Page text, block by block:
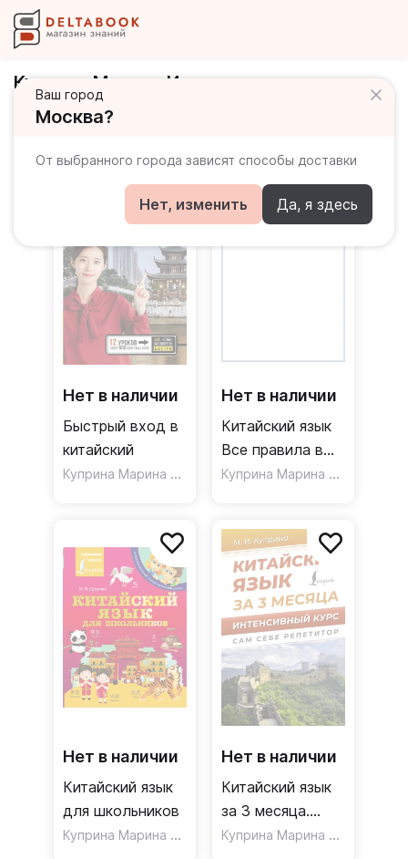
Ваш город
Москва?
От выбранного города зависят способы доставки
Нет, изменить Да, я здесь
Куприна Марина Игоревна
Книги автора
Нет в наличии
Быстрый вход в
китайский
Куприна Марина Игоревна
Нет в наличии
Китайский язык
Все правила в
схемах и
Куприна Марина Игоревна
Нет в наличии
Китайский язык
для школьников
Куприна Марина Игоревна
,Юдина Ангелина
Нет в наличии
Китайский язык
за 3 месяца.
Интенсивный
Куприна Марина Игоревна